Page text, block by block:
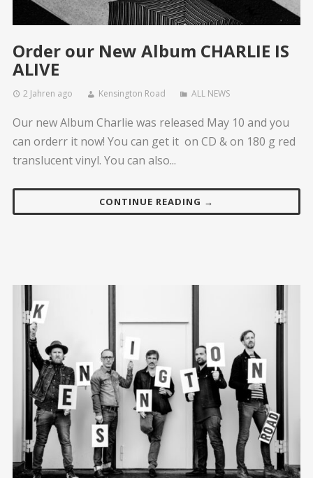
Order our New Album CHARLIE IS
ALIVE
2 Jahren ago Kensington Road ALL NEWS
Our new Album Charlie was released May 10 and you
can orderr it now! You can get it on CD & on 180 g red
translucent vinyl. You can also...
CONTINUE READING →